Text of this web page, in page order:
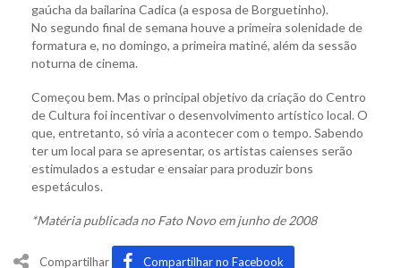
gaúcha da bailarina Cadica (a esposa de Borguetinho).
No segundo final de semana houve a primeira solenidade de
formatura e, no domingo, a primeira matiné, além da sessão
noturna de cinema.
Começou bem. Mas o principal objetivo da criação do Centro
de Cultura foi incentivar o desenvolvimento artístico local. O
que, entretanto, só viria a acontecer com o tempo. Sabendo
ter um local para se apresentar, os artistas caienses serão
estimulados a estudar e ensaiar para produzir bons
espetáculos.
*Matéria publicada no Fato Novo em junho de 2008
Compartilhar Compartilhar no Facebook